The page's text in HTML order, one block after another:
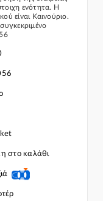
ενότητα. Η
είναι Καινούριο.
μην διστάσετε να
πλήρως
Παραθύρου
Γρύλοι-Διακόπτες
στο καλάθι